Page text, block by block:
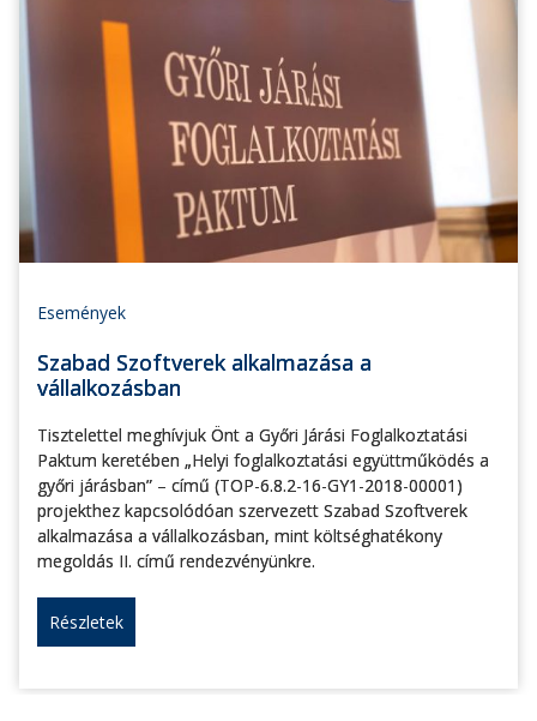
Események
Szabad Szoftverek alkalmazása a
vállalkozásban
Tisztelettel meghívjuk Önt a Győri Járási Foglalkoztatási
Paktum keretében „Helyi foglalkoztatási együttműködés a
győri járásban” – című (TOP-6.8.2-16-GY1-2018-00001)
projekthez kapcsolódóan szervezett Szabad Szoftverek
alkalmazása a vállalkozásban, mint költséghatékony
megoldás II. című rendezvényünkre.
Részletek